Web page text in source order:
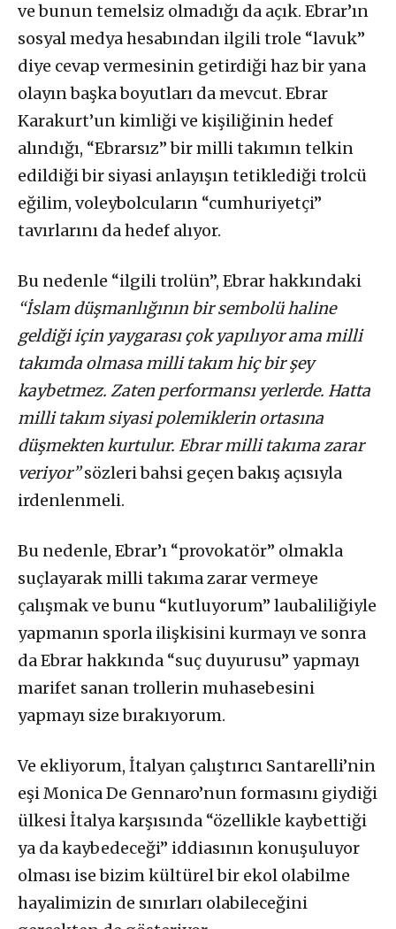
ve bunun temelsiz olmadığı da açık. Ebrar’ın
sosyal medya hesabından ilgili trole “lavuk”
diye cevap vermesinin getirdiği haz bir yana
olayın başka boyutları da mevcut. Ebrar
Karakurt’un kimliği ve kişiliğinin hedef
alındığı, “Ebrarsız” bir milli takımın telkin
edildiği bir siyasi anlayışın tetiklediği trolcü
eğilim, voleybolcuların “cumhuriyetçi”
tavırlarını da hedef alıyor.
Bu nedenle “ilgili trolün”, Ebrar hakkındaki
“İslam düşmanlığının bir sembolü haline
geldiği için yaygarası çok yapılıyor ama milli
takımda olmasa milli takım hiç bir şey
kaybetmez. Zaten performansı yerlerde. Hatta
milli takım siyasi polemiklerin ortasına
düşmekten kurtulur. Ebrar milli takıma zarar
veriyor”sözleri bahsi geçen bakış açısıyla
irdenlenmeli.
Bu nedenle, Ebrar’ı “provokatör” olmakla
suçlayarak milli takıma zarar vermeye
çalışmak ve bunu “kutluyorum” laubaliliğiyle
yapmanın sporla ilişkisini kurmayı ve sonra
da Ebrar hakkında “suç duyurusu” yapmayı
marifet sanan trollerin muhasebesini
yapmayı size bırakıyorum.
Ve ekliyorum, İtalyan çalıştırıcı Santarelli’nin
eşi Monica De Gennaro’nun formasını giydiği
ülkesi İtalya karşısında “özellikle kaybettiği
ya da kaybedeceği” iddiasının konuşuluyor
olması ise bizim kültürel bir ekol olabilme
hayalimizin de sınırları olabileceğini